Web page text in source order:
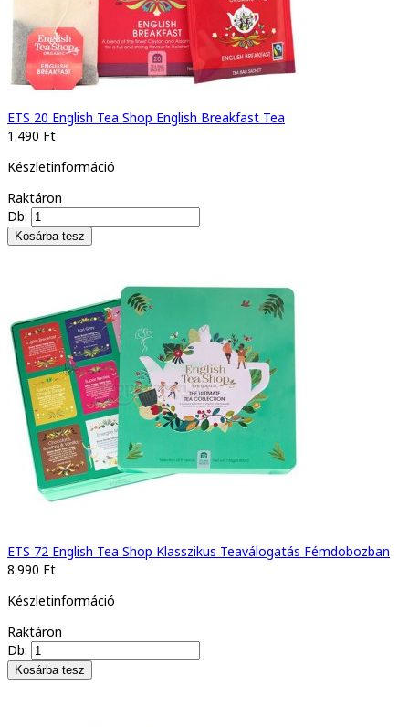
ETS 20 English Tea Shop English Breakfast Tea
1.490 Ft
Készletinformáció
Raktáron
Db:
ETS 72 English Tea Shop Klasszikus Teaválogatás Fémdobozban
8.990 Ft
Készletinformáció
Raktáron
Db: